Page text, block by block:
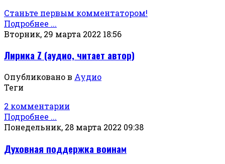
Станьте первым комментатором!
Подробнее ...
Вторник, 29 марта 2022 18:56
Лирика Z (аудио, читает автор)
Опубликовано в Аудио
Теги
2 комментарии
Подробнее ...
Понедельник, 28 марта 2022 09:38
Духовная поддержка воинам